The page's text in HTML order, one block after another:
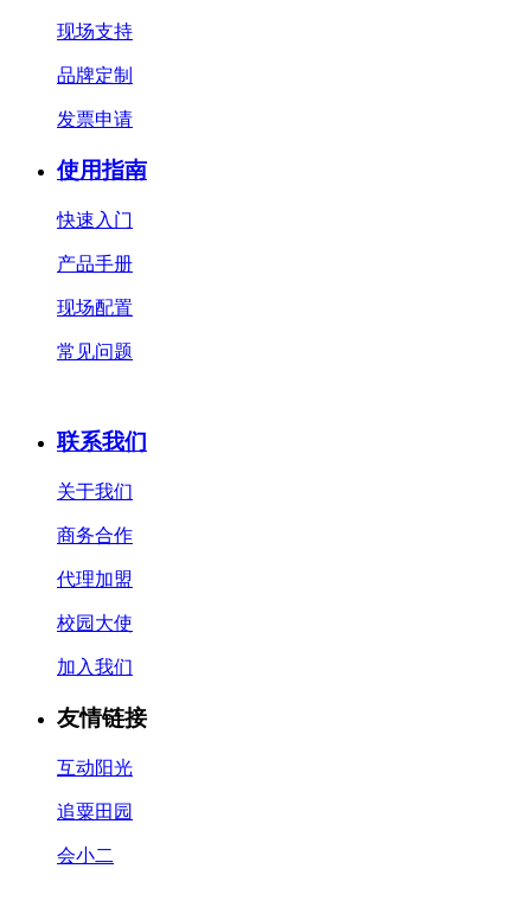
现场支持
品牌定制
发票申请
使用指南
快速入门
产品手册
现场配置
常见问题
联系我们
关于我们
商务合作
代理加盟
校园大使
加入我们
友情链接
互动阳光
追粟田园
会小二